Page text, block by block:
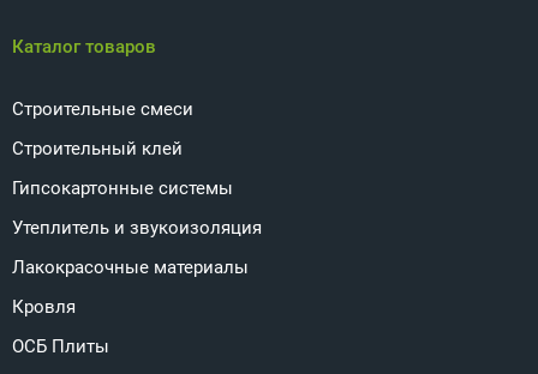
Каталог товаров
Строительные смеси
Строительный клей
Гипсокартонные системы
Утеплитель и звукоизоляция
Лакокрасочные материалы
Кровля
ОСБ Плиты